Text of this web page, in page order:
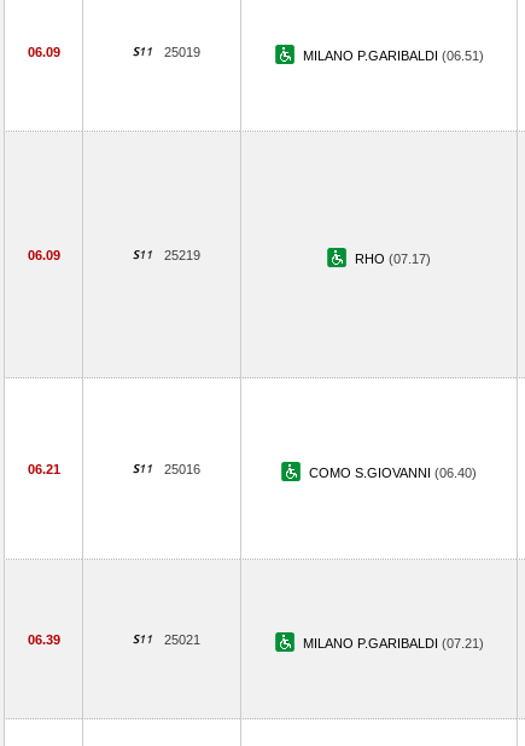
06.09 25019 MILANO P.GARIBALDI (06.51)
06.09 25219 RHO (07.17)
06.21 25016 COMO S.GIOVANNI (06.40)
06.39 25021 MILANO P.GARIBALDI (07.21)